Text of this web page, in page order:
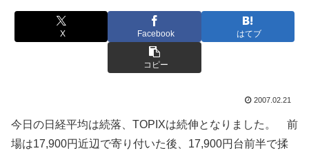
X Facebook はてブ
コピー
2007.02.21
今日の日経平均は続落、TOPIXは続伸となりました。 前
場は17,900円近辺で寄り付いた後、17,900円台前半で揉